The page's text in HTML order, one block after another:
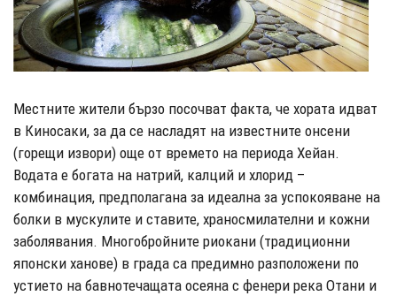
Местните жители бързо посочват факта, че хората идват
в Киносаки, за да се насладят на известните онсени
(горещи извори) още от времето на периода Хейан.
Водата е богата на натрий, калций и хлорид –
комбинация, предполагана за идеална за успокояване на
болки в мускулите и ставите, храносмилателни и кожни
заболявания. Многобройните риокани (традиционни
японски ханове) в града са предимно разположени по
устието на бавнотечащата осеяна с фенери река Отани и